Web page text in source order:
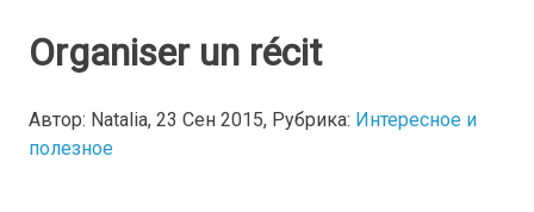
Organiser un récit
Автор: Natalia, 23 Сен 2015, Рубрика: Интересное и
полезное